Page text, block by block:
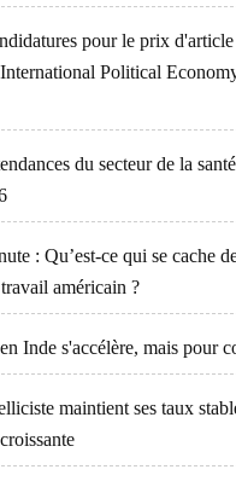
pour le prix
Political
du secteur de la
: Qu’est-ce qui se cache
américain ?
Inde s'accélère, mais pour
maintient ses taux